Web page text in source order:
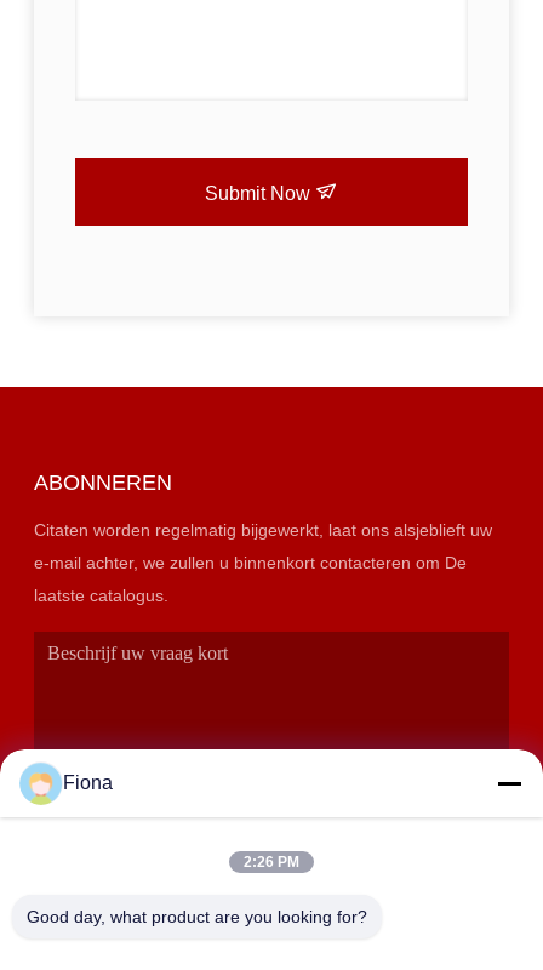
Submit Now
ABONNEREN
Citaten worden regelmatig bijgewerkt, laat ons alsjeblieft uw
e-mail achter, we zullen u binnenkort contacteren om De
laatste catalogus.
Fiona
2:26 PM
Good day, what product are you looking for?